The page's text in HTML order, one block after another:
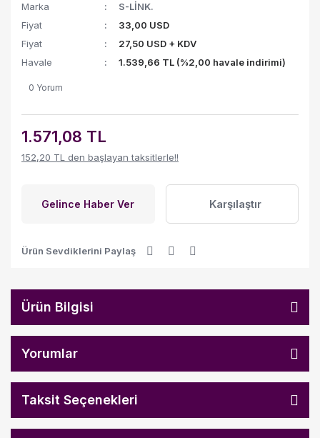
Marka
S-LİNK.
Fiyat
33,00 USD
Fiyat
27,50 USD + KDV
Havale
1.539,66 TL (%2,00 havale indirimi)
0 Yorum
1.571,08 TL
152,20 TL den başlayan taksitlerle!!
Gelince Haber Ver Karşılaştır
Ürün Sevdiklerini Paylaş
Ürün Bilgisi
Yorumlar
Taksit Seçenekleri